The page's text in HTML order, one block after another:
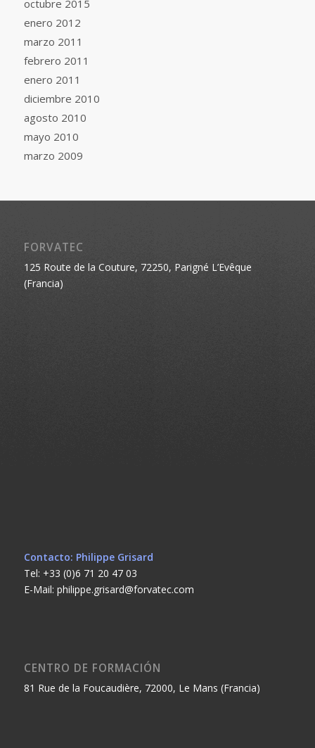
octubre 2015
enero 2012
marzo 2011
febrero 2011
enero 2011
diciembre 2010
agosto 2010
mayo 2010
marzo 2009
FORVATEC
125 Route de la Couture, 72250, Parigné L’Evêque
(Francia)
Contacto: Philippe Grisard
Tel: +33 (0)6 71 20 47 03
E-Mail: philippe.grisard@forvatec.com
CENTRO DE FORMACIÓN
81 Rue de la Foucaudière, 72000, Le Mans (Francia)